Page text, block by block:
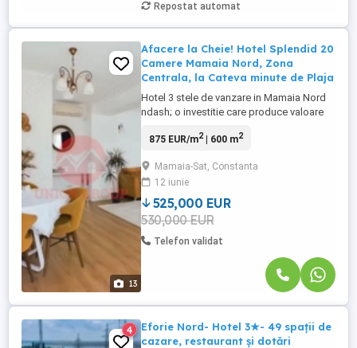
Repostat automat
13
Afacere la Cheie! Hotel Splendid 20
Camere Mamaia Nord, Zona
Centrala, la Cateva minute de Plaja
Hotel 3 stele de vanzare in Mamaia Nord
ndash; o investitie care produce valoare
Exista proprietati care se vand prin cifre si
potential. Acest hotel reuseste sa le ofere
pe ambele. Situat intr-una dintre cele mai
cautate ...
875 EUR/m2| 600 m2
Mamaia-Sat, Constanta
12 iunie
525,000 EUR
530,000 EUR
Telefon validat
4
Eforie Nord- Hotel 3★- 49 spații de
cazare, restaurant și dotări